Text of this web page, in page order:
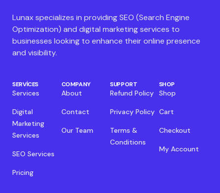
Lunax specializes in providing SEO (Search Engine
Optimization) and digital marketing services to
businesses looking to enhance their online presence
and visibility.
SERVICES
Services
Digital
Marketing
Services
SEO Services
Pricing
COMPANY
About
Contact
Our Team
SUPPORT
Refund Policy
Privacy Policy
Terms &
Conditions
SHOP
Shop
Cart
Checkout
My Account